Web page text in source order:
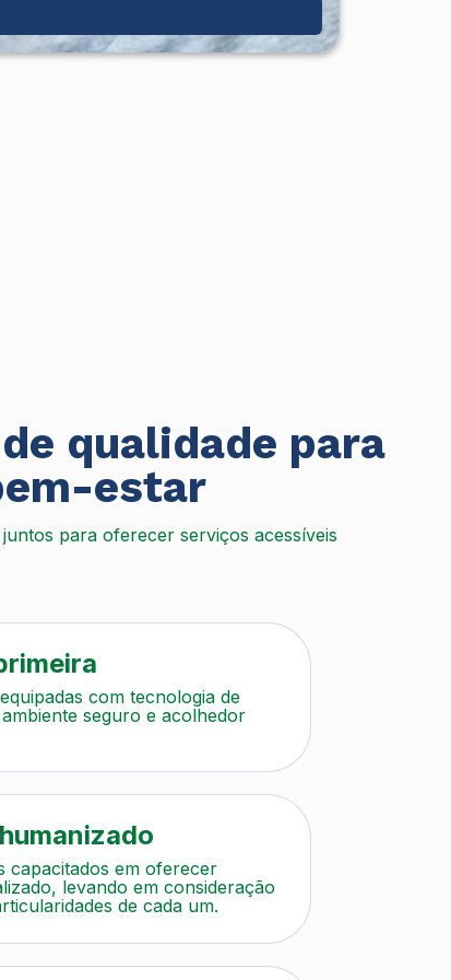
qualidade para
estar
para oferecer serviços acessíveis
com tecnologia de
seguro e acolhedor
capacitados em oferecer
levando em consideração
de cada um.